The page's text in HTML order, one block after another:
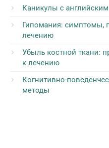
Каникулы с
Гипомания: симптомы,
лечению
Убыль костной ткани:
к лечению
Когнитивно-
методы